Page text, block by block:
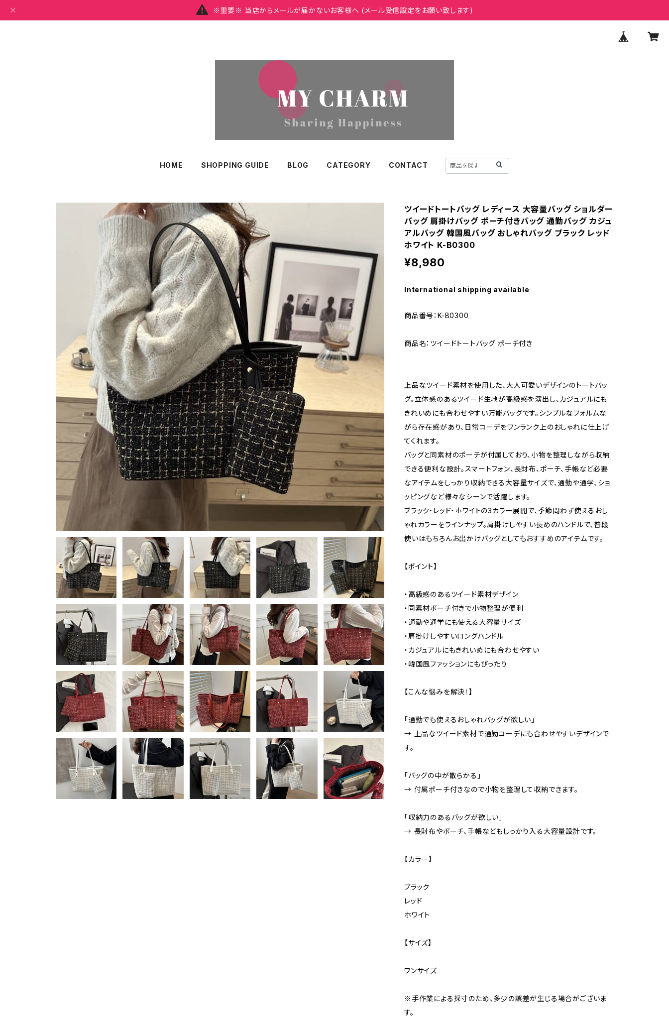
※重要※ 当店からメールが届かないお客様へ (メール受信設定をお願い致します)
HOME SHOPPING GUIDE BLOG CATEGORY CONTACT
ツイードトートバッグ レディース 大容量バッグ ショルダー
バッグ 肩掛けバッグ ポーチ付きバッグ 通勤バッグ カジュ
アルバッグ 韓国風バッグ おしゃれバッグ ブラック レッド
ホワイト K-B0300
¥8,980
International shipping available
商品番号：K-B0300
商品名：ツイードトートバッグ ポーチ付き
上品なツイード素材を使用した、大人可愛いデザインのトートバッ
グ。立体感のあるツイード生地が高級感を演出し、カジュアルにも
きれいめにも合わせやすい万能バッグです。シンプルなフォルムな
がら存在感があり、日常コーデをワンランク上のおしゃれに仕上げ
てくれます。
バッグと同素材のポーチが付属しており、小物を整理しながら収納
できる便利な設計。スマートフォン、長財布、ポーチ、手帳など必要
なアイテムをしっかり収納できる大容量サイズで、通勤や通学、ショ
ッピングなど様々なシーンで活躍します。
ブラック・レッド・ホワイトの3カラー展開で、季節問わず使えるおし
ゃれカラーをラインナップ。肩掛けしやすい長めのハンドルで、普段
使いはもちろんお出かけバッグとしてもおすすめのアイテムです。
【ポイント】
・高級感のあるツイード素材デザイン
・同素材ポーチ付きで小物整理が便利
・通勤や通学にも使える大容量サイズ
・肩掛けしやすいロングハンドル
・カジュアルにもきれいめにも合わせやすい
・韓国風ファッションにもぴったり
【こんな悩みを解決！】
「通勤でも使えるおしゃれバッグが欲しい」
→ 上品なツイード素材で通勤コーデにも合わせやすいデザインで
す。
「バッグの中が散らかる」
→ 付属ポーチ付きなので小物を整理して収納できます。
「収納力のあるバッグが欲しい」
→ 長財布やポーチ、手帳などもしっかり入る大容量設計です。
【カラー】
ブラック
レッド
ホワイト
【サイズ】
ワンサイズ
※手作業による採寸のため、多少の誤差が生じる場合がございま
す。